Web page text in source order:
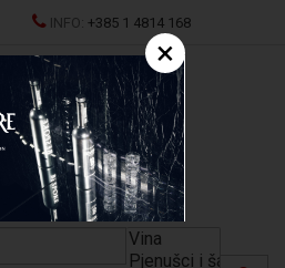
INFO:+385 1 4814 168
EN
×